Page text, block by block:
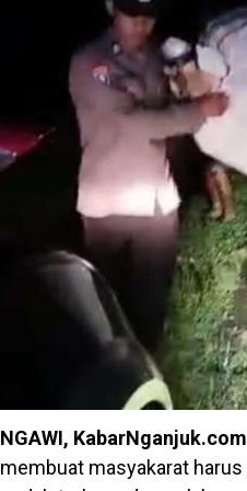
NGAWI, KabarNganjuk.com
membuat masyakarat